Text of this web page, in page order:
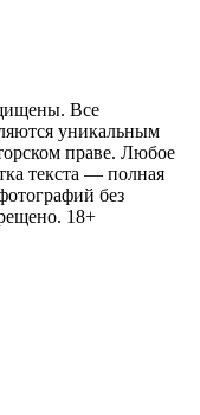
Все
уникальным
праве. Любое
текста — полная
без
18+